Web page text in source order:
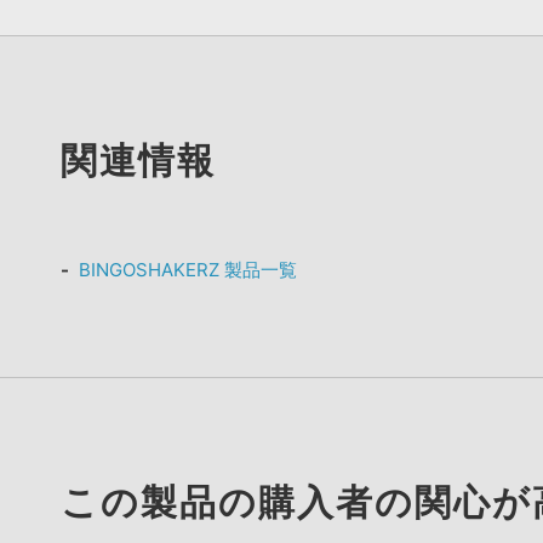
関連情報
BINGOSHAKERZ 製品一覧
この製品の購入者の関心